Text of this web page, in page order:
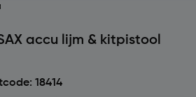
accu lijm & kitpistool
18414